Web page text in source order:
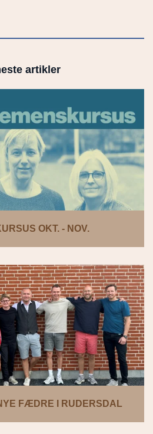
artikler
OKT. - NOV.
FÆDRE I RUDERSDAL